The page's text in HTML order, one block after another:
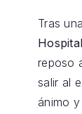
Tras
reposo
salir al
ánimo